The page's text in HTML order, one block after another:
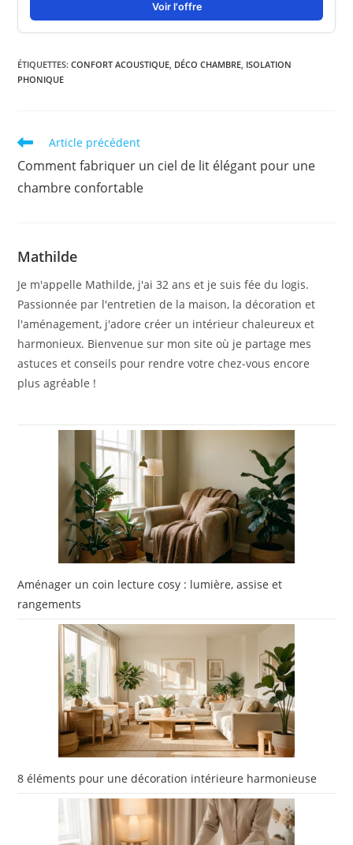
Voir l'offre
ÉTIQUETTES:CONFORT ACOUSTIQUE, DÉCO CHAMBRE, ISOLATION
PHONIQUE
Read
articles
Article précédent
Comment fabriquer un ciel de lit élégant pour une
chambre confortable
Mathilde
Je m'appelle Mathilde, j'ai 32 ans et je suis fée du logis.
Passionnée par l'entretien de la maison, la décoration et
l'aménagement, j'adore créer un intérieur chaleureux et
harmonieux. Bienvenue sur mon site où je partage mes
astuces et conseils pour rendre votre chez-vous encore
plus agréable !
Aménager un coin lecture cosy : lumière, assise et
rangements
8 éléments pour une décoration intérieure harmonieuse